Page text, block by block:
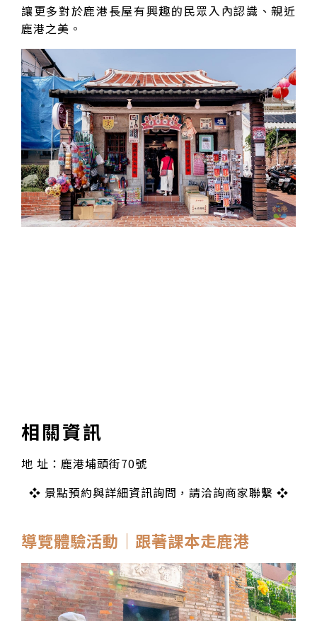
讓更多對於鹿港長屋有興趣的民眾入內認識、親近
鹿港之美。
相關資訊
地 址：鹿港埔頭街70號
❖ 景點預約與詳細資訊詢問，請洽詢商家聯繫 ❖
導覽體驗活動│跟著課本走鹿港